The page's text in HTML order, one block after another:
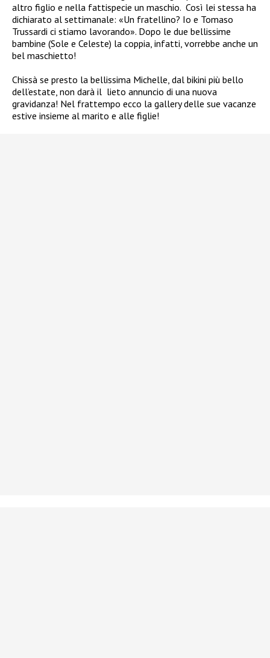
altro figlio e nella fattispecie un maschio. Così lei stessa ha
dichiarato al settimanale: «Un fratellino? Io e Tomaso
Trussardi ci stiamo lavorando». Dopo le due bellissime
bambine (Sole e Celeste) la coppia, infatti, vorrebbe anche un
bel maschietto!
Chissà se presto la bellissima Michelle, dal bikini più bello
dell’estate, non darà il lieto annuncio di una nuova
gravidanza! Nel frattempo ecco la gallery delle sue vacanze
estive insieme al marito e alle figlie!